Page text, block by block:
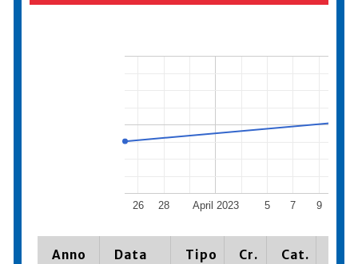
April 2023
26 28 5 7 9
Anno Data Tipo Cr. Cat.